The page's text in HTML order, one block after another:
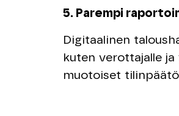
5. Parempi
Digitaalinen
kuten verottajalle
muotoiset